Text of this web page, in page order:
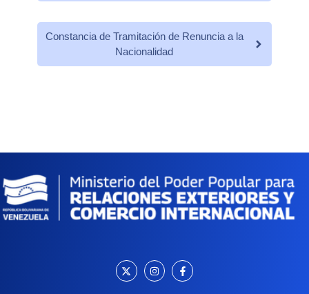
Constancia de Tramitación de Renuncia a la
Nacionalidad